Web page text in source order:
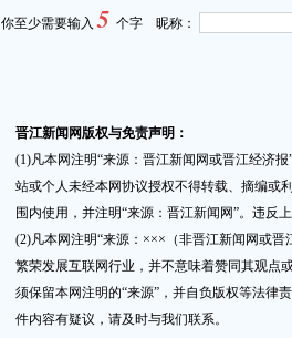
你至少需要输入5 个字 昵称：
晋江新闻网版权与免责声明：
(1)凡本网注明“来源：晋江新闻网或晋江经济
站或个人未经本网协议授权不得转载、摘编或
围内使用，并注明“来源：晋江新闻网”。违反
(2)凡本网注明“来源：×××（非晋江新闻网或晋
繁荣发展互联网行业，并不意味着赞同其观点
须保留本网注明的“来源”，并自负版权等法律
件内容有疑议，请及时与我们联系。